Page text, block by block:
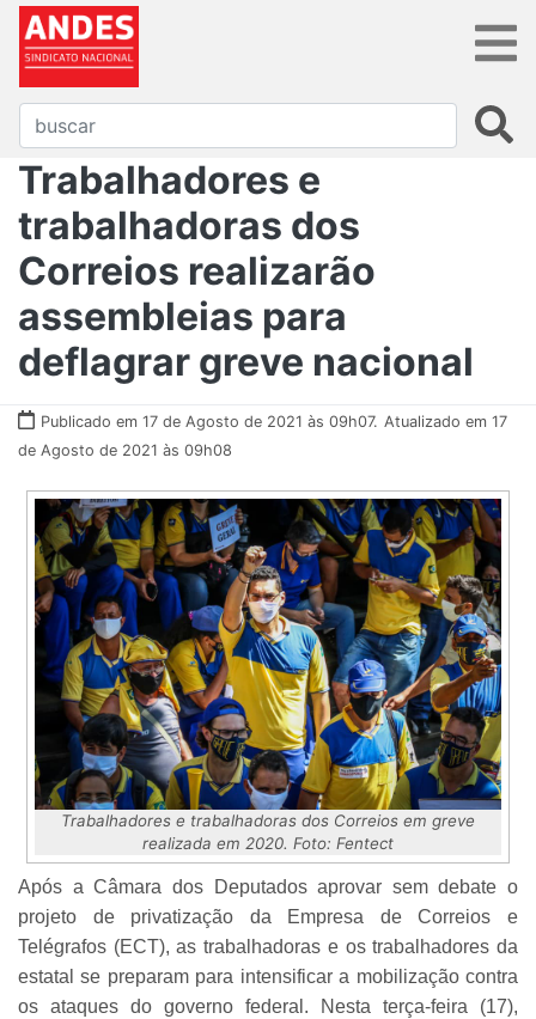
Trabalhadores e
trabalhadoras dos
Correios realizarão
assembleias para
deflagrar greve nacional
Publicado em 17 de Agosto de 2021 às 09h07. Atualizado em 17
de Agosto de 2021 às 09h08
Trabalhadores e trabalhadoras dos Correios em greve
realizada em 2020. Foto: Fentect
Após a Câmara dos Deputados aprovar sem debate o
projeto de privatização da Empresa de Correios e
Telégrafos (ECT), as trabalhadoras e os trabalhadores da
estatal se preparam para intensificar a mobilização contra
os ataques do governo federal. Nesta terça-feira (17),